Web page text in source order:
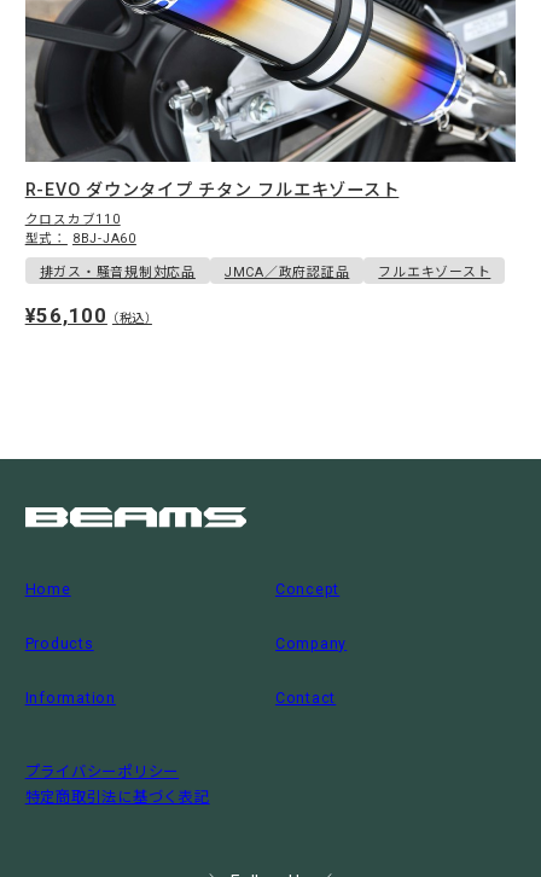
R-EVO ダウンタイプ チタン フルエキゾースト
クロスカブ110
型式：
8BJ-JA60
排ガス・騒音規制対応品 JMCA／政府認証品 フルエキゾースト
¥56,100 （税込）
Home Concept
Products Company
Information Contact
プライバシーポリシー
特定商取引法に基づく表記